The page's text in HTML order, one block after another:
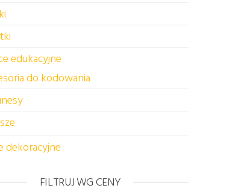
na stronie produktu
edukacyjne
do kodowania
dekoracyjne
FILTRUJ WG CENY